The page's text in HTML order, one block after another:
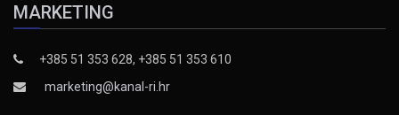
MARKETING
+385 51 353 628, +385 51 353 610
marketing@kanal-ri.hr